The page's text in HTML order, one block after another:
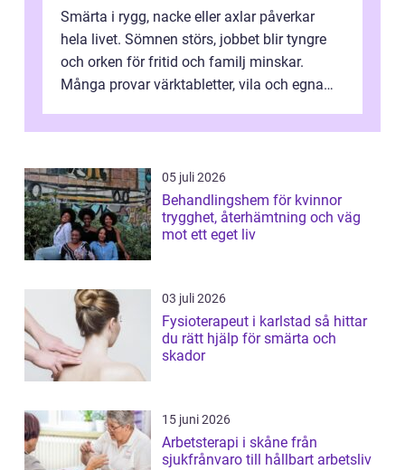
Smärta i rygg, nacke eller axlar påverkar
hela livet. Sömnen störs, jobbet blir tyngre
och orken för fritid och familj minskar.
Många provar värktabletter, vila och egna
05 juli 2026
Behandlingshem för kvinnor
trygghet, återhämtning och väg
mot ett eget liv
03 juli 2026
Fysioterapeut i karlstad så hittar
du rätt hjälp för smärta och
skador
15 juni 2026
Arbetsterapi i skåne från
sjukfrånvaro till hållbart arbetsliv